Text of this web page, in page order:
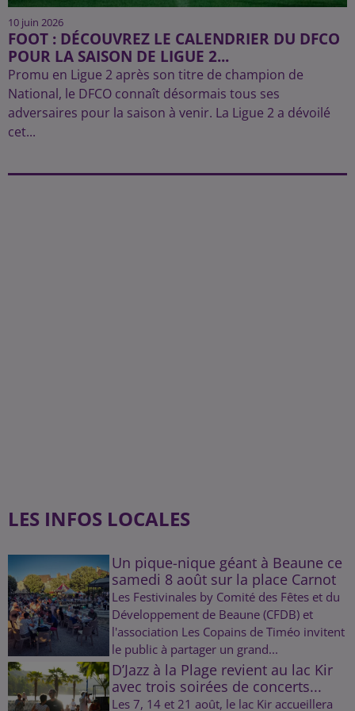
10 juin 2026
FOOT : DÉCOUVREZ LE CALENDRIER DU DFCO
POUR LA SAISON DE LIGUE 2...
Promu en Ligue 2 après son titre de champion de
National, le DFCO connaît désormais tous ses
adversaires pour la saison à venir. La Ligue 2 a dévoilé
cet...
LES INFOS LOCALES
Un pique-nique géant à Beaune ce
samedi 8 août sur la place Carnot
Les Festivinales by Comité des Fêtes et du
Développement de Beaune (CFDB) et
l'association Les Copains de Timéo invitent
le public à partager un grand...
D’Jazz à la Plage revient au lac Kir
avec trois soirées de concerts...
Les 7, 14 et 21 août, le lac Kir accueillera